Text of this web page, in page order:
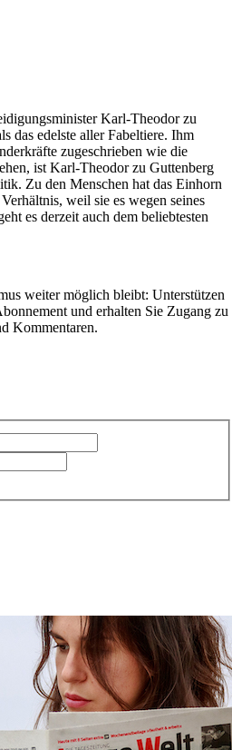
Karl-Theodor zu
das edelste aller Fabeltiere. Ihm
zugeschrieben wie die
ist Karl-Theodor zu Guttenberg
Zu den Menschen hat das Einhorn
weil sie es wegen seines
es derzeit auch dem beliebtesten
weiter möglich bleibt: Unterstützen
und erhalten Sie Zugang zu
Kommentaren.